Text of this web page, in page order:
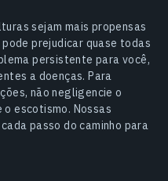
sejam mais propensas
prejudicar quase todas
persistente para você,
a doenças. Para
não negligencie o
escotismo. Nossas
passo do caminho para